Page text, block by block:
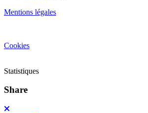
Mentions légales
Cookies
Statistiques
Share